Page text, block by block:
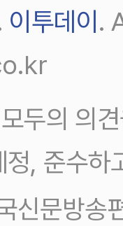
이투데이.
두의 의
정, 준수하
신문방송